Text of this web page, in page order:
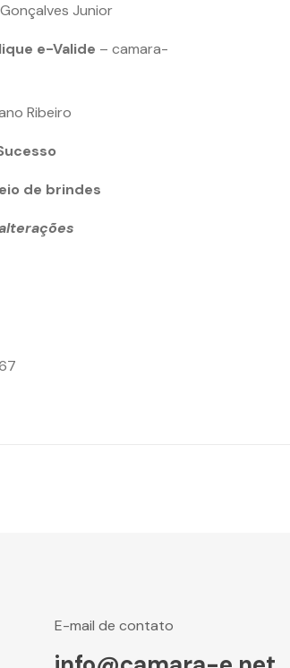
Junior
e-Valide – camara-
Ribeiro
de brindes
E-mail de contato